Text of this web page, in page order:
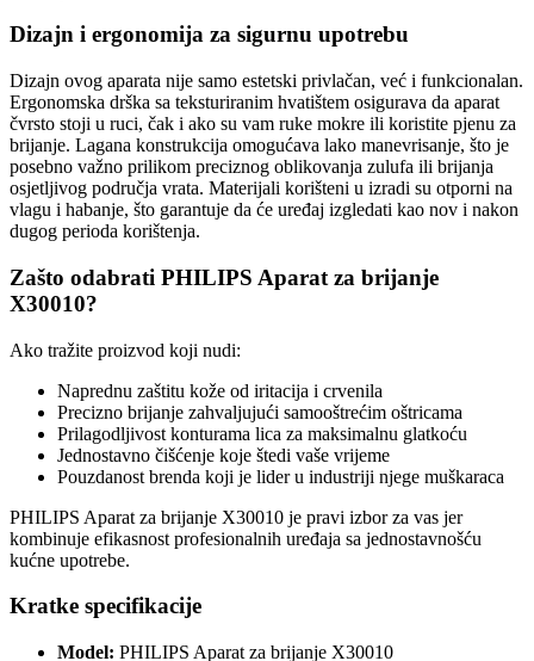
Dizajn i ergonomija za sigurnu upotrebu
Dizajn ovog aparata nije samo estetski privlačan, već i funkcionalan.
Ergonomska drška sa teksturiranim hvatištem osigurava da aparat
čvrsto stoji u ruci, čak i ako su vam ruke mokre ili koristite pjenu za
brijanje. Lagana konstrukcija omogućava lako manevrisanje, što je
posebno važno prilikom preciznog oblikovanja zulufa ili brijanja
osjetljivog područja vrata. Materijali korišteni u izradi su otporni na
vlagu i habanje, što garantuje da će uređaj izgledati kao nov i nakon
dugog perioda korištenja.
Zašto odabrati PHILIPS Aparat za brijanje
X30010?
Ako tražite proizvod koji nudi:
Naprednu zaštitu kože od iritacija i crvenila
Precizno brijanje zahvaljujući samooštrećim oštricama
Prilagodljivost konturama lica za maksimalnu glatkoću
Jednostavno čišćenje koje štedi vaše vrijeme
Pouzdanost brenda koji je lider u industriji njege muškaraca
PHILIPS Aparat za brijanje X30010 je pravi izbor za vas jer
kombinuje efikasnost profesionalnih uređaja sa jednostavnošću
kućne upotrebe.
Kratke specifikacije
Model: PHILIPS Aparat za brijanje X30010